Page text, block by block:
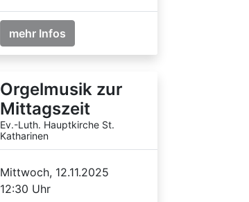
mehr Infos
Orgelmusik zur
Mittagszeit
Ev.-Luth. Hauptkirche St.
Katharinen
Mittwoch, 12.11.2025
12:30 Uhr